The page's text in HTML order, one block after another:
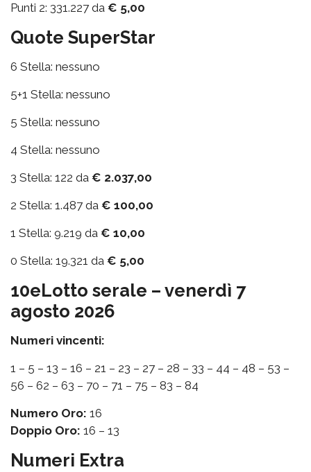
Punti 2: 331.227 da € 5,00
Quote SuperStar
6 Stella: nessuno
5+1 Stella: nessuno
5 Stella: nessuno
4 Stella: nessuno
3 Stella: 122 da € 2.037,00
2 Stella: 1.487 da € 100,00
1 Stella: 9.219 da € 10,00
0 Stella: 19.321 da € 5,00
10eLotto serale – venerdì 7
agosto 2026
Numeri vincenti:
1 – 5 – 13 – 16 – 21 – 23 – 27 – 28 – 33 – 44 – 48 – 53 –
56 – 62 – 63 – 70 – 71 – 75 – 83 – 84
Numero Oro: 16
Doppio Oro: 16 – 13
Numeri Extra